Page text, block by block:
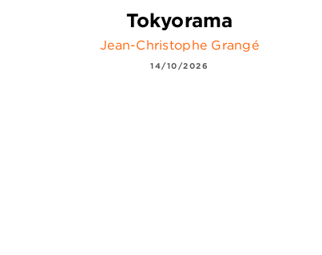
Tokyorama
Jean-Christophe Grangé
14/10/2026